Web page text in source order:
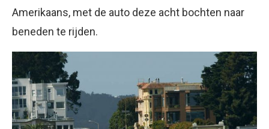
Amerikaans, met de auto deze acht bochten naar
beneden te rijden.